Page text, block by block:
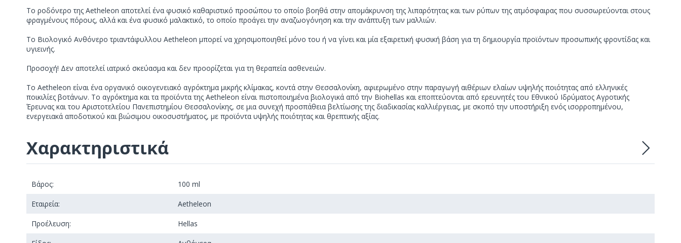
Το ροδόνερο της Aetheleon αποτελεί ένα φυσικό καθαριστικό προσώπου το οποίο βοηθά στην απομάκρυνση της λιπαρότητας και των ρύπων της ατμόσφαιρας που συσσωρεύονται στους
φραγμένους πόρους, αλλά και ένα φυσικό μαλακτικό, το οποίο προάγει την αναζωογόνηση και την ανάπτυξη των μαλλιών.
Το Βιολογικό Ανθόνερο τριαντάφυλλου Aetheleon μπορεί να χρησιμοποιηθεί μόνο του ή να γίνει και μία εξαιρετική φυσική βάση για τη δημιουργία προϊόντων προσωπικής φροντίδας και
υγιεινής.
Προσοχή! Δεν αποτελεί ιατρικό σκεύασμα και δεν προορίζεται για τη θεραπεία ασθενειών.
Το Aetheleon είναι ένα οργανικό οικογενειακό αγρόκτημα μικρής κλίμακας, κοντά στην Θεσσαλονίκη, αφιερωμένο στην παραγωγή αιθέριων ελαίων υψηλής ποιότητας από ελληνικές
ποικιλίες βοτάνων. Το αγρόκτημα και τα προϊόντα της Aetheleon είναι πιστοποιημένα βιολογικά από την Biohellas και εποπτεύονται από ερευνητές του Εθνικού Ιδρύματος Αγροτικής
Έρευνας και του Αριστοτελείου Πανεπιστημίου Θεσσαλονίκης, σε μια συνεχή προσπάθεια βελτίωσης της διαδικασίας καλλιέργειας, με σκοπό την υποστήριξη ενός ισορροπημένου,
ενεργειακά αποδοτικού και βιώσιμου οικοσυστήματος, με προϊόντα υψηλής ποιότητας και θρεπτικής αξίας.
Χαρακτηριστικά
Βάρος: 100 ml
Εταιρεία: Aetheleon
Προέλευση: Hellas